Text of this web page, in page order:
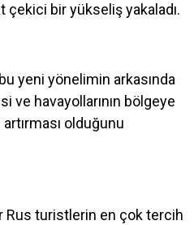
çekici bir yükseliş yakaladı.
yeni yönelimin arkasında
ve havayollarının bölgeye
olduğunu
Rus turistlerin en çok tercih